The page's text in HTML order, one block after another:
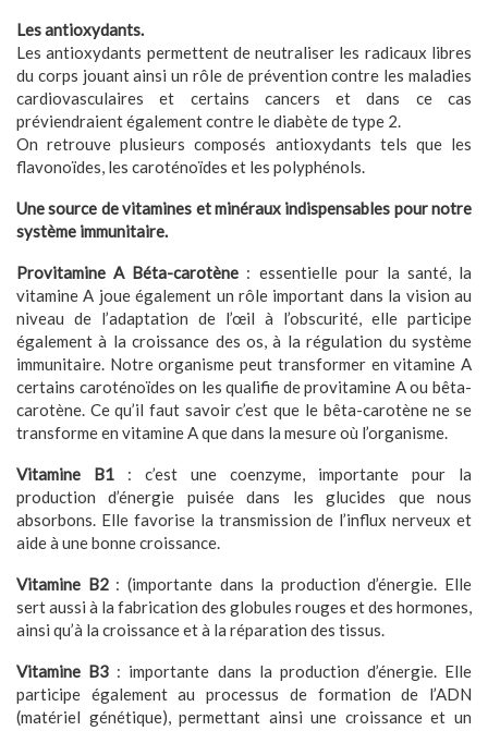
Les antioxydants.
Les antioxydants permettent de neutraliser les radicaux libres
du corps jouant ainsi un rôle de prévention contre les maladies
cardiovasculaires et certains cancers et dans ce cas
préviendraient également contre le diabète de type 2.
On retrouve plusieurs composés antioxydants tels que les
flavonoïdes, les caroténoïdes et les polyphénols.
Une source de vitamines et minéraux indispensables pour notre
système immunitaire.
Provitamine A Béta-carotène : essentielle pour la santé, la
vitamine A joue également un rôle important dans la vision au
niveau de l’adaptation de l’œil à l’obscurité, elle participe
également à la croissance des os, à la régulation du système
immunitaire. Notre organisme peut transformer en vitamine A
certains caroténoïdes on les qualifie de provitamine A ou bêta-
carotène. Ce qu’il faut savoir c’est que le bêta-carotène ne se
transforme en vitamine A que dans la mesure où l’organisme.
Vitamine B1 : c’est une coenzyme, importante pour la
production d’énergie puisée dans les glucides que nous
absorbons. Elle favorise la transmission de l’influx nerveux et
aide à une bonne croissance.
Vitamine B2: (importante dans la production d’énergie. Elle
sert aussi à la fabrication des globules rouges et des hormones,
ainsi qu’à la croissance et à la réparation des tissus.
Vitamine B3 : importante dans la production d’énergie. Elle
participe également au processus de formation de l’ADN
(matériel génétique), permettant ainsi une croissance et un